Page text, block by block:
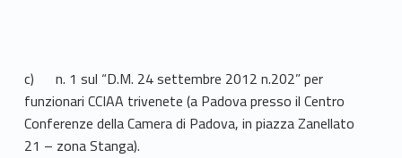
c) n. 1 sul “D.M. 24 settembre 2012 n.202” per
funzionari CCIAA trivenete (a Padova presso il Centro
Conferenze della Camera di Padova, in piazza Zanellato
21 – zona Stanga).